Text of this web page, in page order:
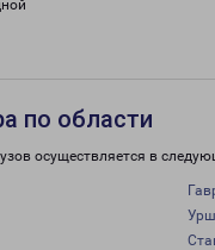
по области
осуществляется в